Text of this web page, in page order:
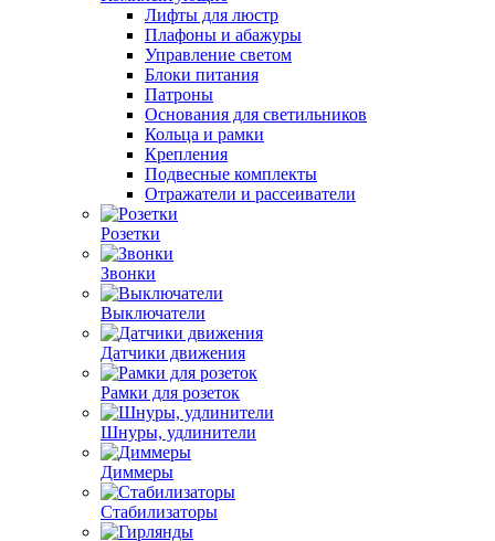
Лифты для люстр
Плафоны и абажуры
Управление светом
Блоки питания
Патроны
Основания для светильников
Кольца и рамки
Крепления
Подвесные комплекты
Отражатели и рассеиватели
Розетки
Звонки
Выключатели
Датчики движения
Рамки для розеток
Шнуры, удлинители
Диммеры
Стабилизаторы